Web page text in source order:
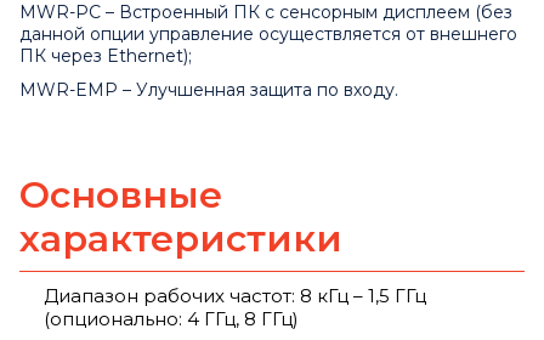
MWR-PC – Встроенный ПК с сенсорным дисплеем (без
данной опции управление осуществляется от внешнего
ПК через Ethernet);
MWR-EMP – Улучшенная защита по входу.
Основные
характеристики
Диапазон рабочих частот: 8 кГц – 1,5 ГГц
(опционально: 4 ГГц, 8 ГГц)